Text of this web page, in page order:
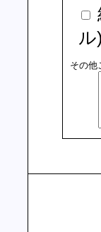
ル
その他